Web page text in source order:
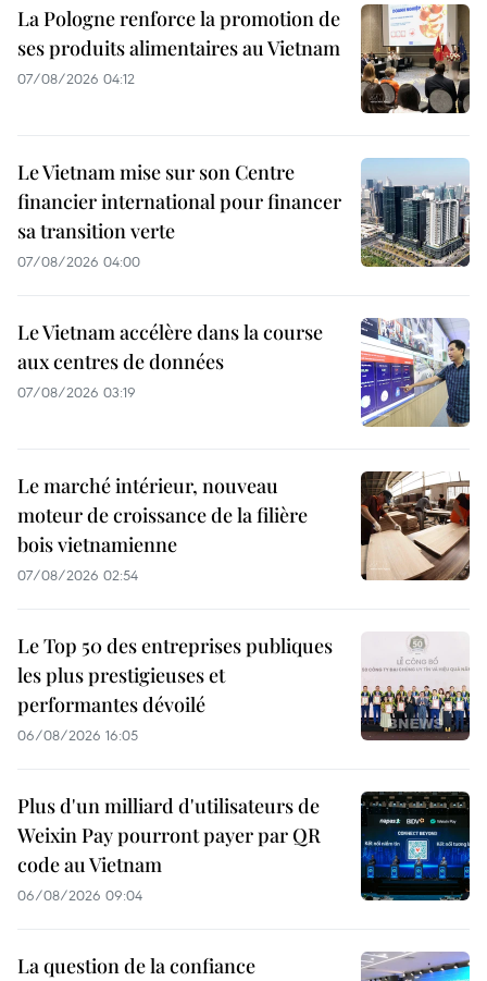
La Pologne renforce la promotion de
ses produits alimentaires au Vietnam
07/08/2026 04:12
Le Vietnam mise sur son Centre
financier international pour financer
sa transition verte
07/08/2026 04:00
Le Vietnam accélère dans la course
aux centres de données
07/08/2026 03:19
Le marché intérieur, nouveau
moteur de croissance de la filière
bois vietnamienne
07/08/2026 02:54
Le Top 50 des entreprises publiques
les plus prestigieuses et
performantes dévoilé
06/08/2026 16:05
Plus d'un milliard d'utilisateurs de
Weixin Pay pourront payer par QR
code au Vietnam
06/08/2026 09:04
La question de la confiance